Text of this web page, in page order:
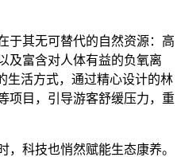
于其无可替代的自然资源：高
及富含对人体有益的负氧离
生活方式，通过精心设计的林
项目，引导游客舒缓压力，重
，科技也悄然赋能生态康养。